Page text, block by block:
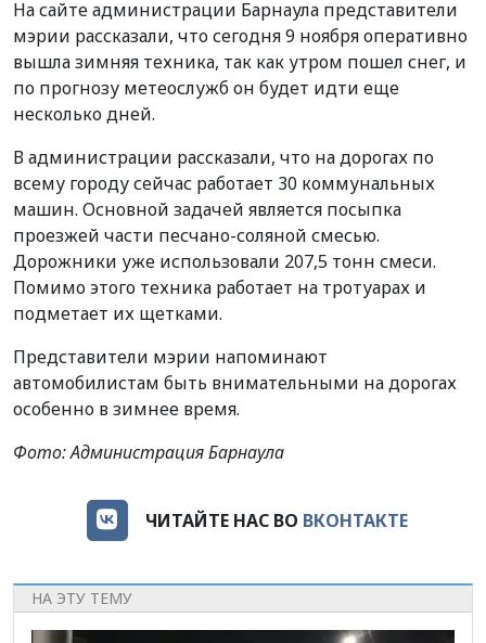
На сайте администрации Барнаула представители
мэрии рассказали, что сегодня 9 ноября оперативно
вышла зимняя техника, так как утром пошел снег, и
по прогнозу метеослужб он будет идти еще
несколько дней.
В администрации рассказали, что на дорогах по
всему городу сейчас работает 30 коммунальных
машин. Основной задачей является посыпка
проезжей части песчано-соляной смесью.
Дорожники уже использовали 207,5 тонн смеси.
Помимо этого техника работает на тротуарах и
подметает их щетками.
Представители мэрии напоминают
автомобилистам быть внимательными на дорогах
особенно в зимнее время.
Фото: Администрация Барнаула
ЧИТАЙТЕ НАС ВО ВКОНТАКТЕ
НА ЭТУ ТЕМУ